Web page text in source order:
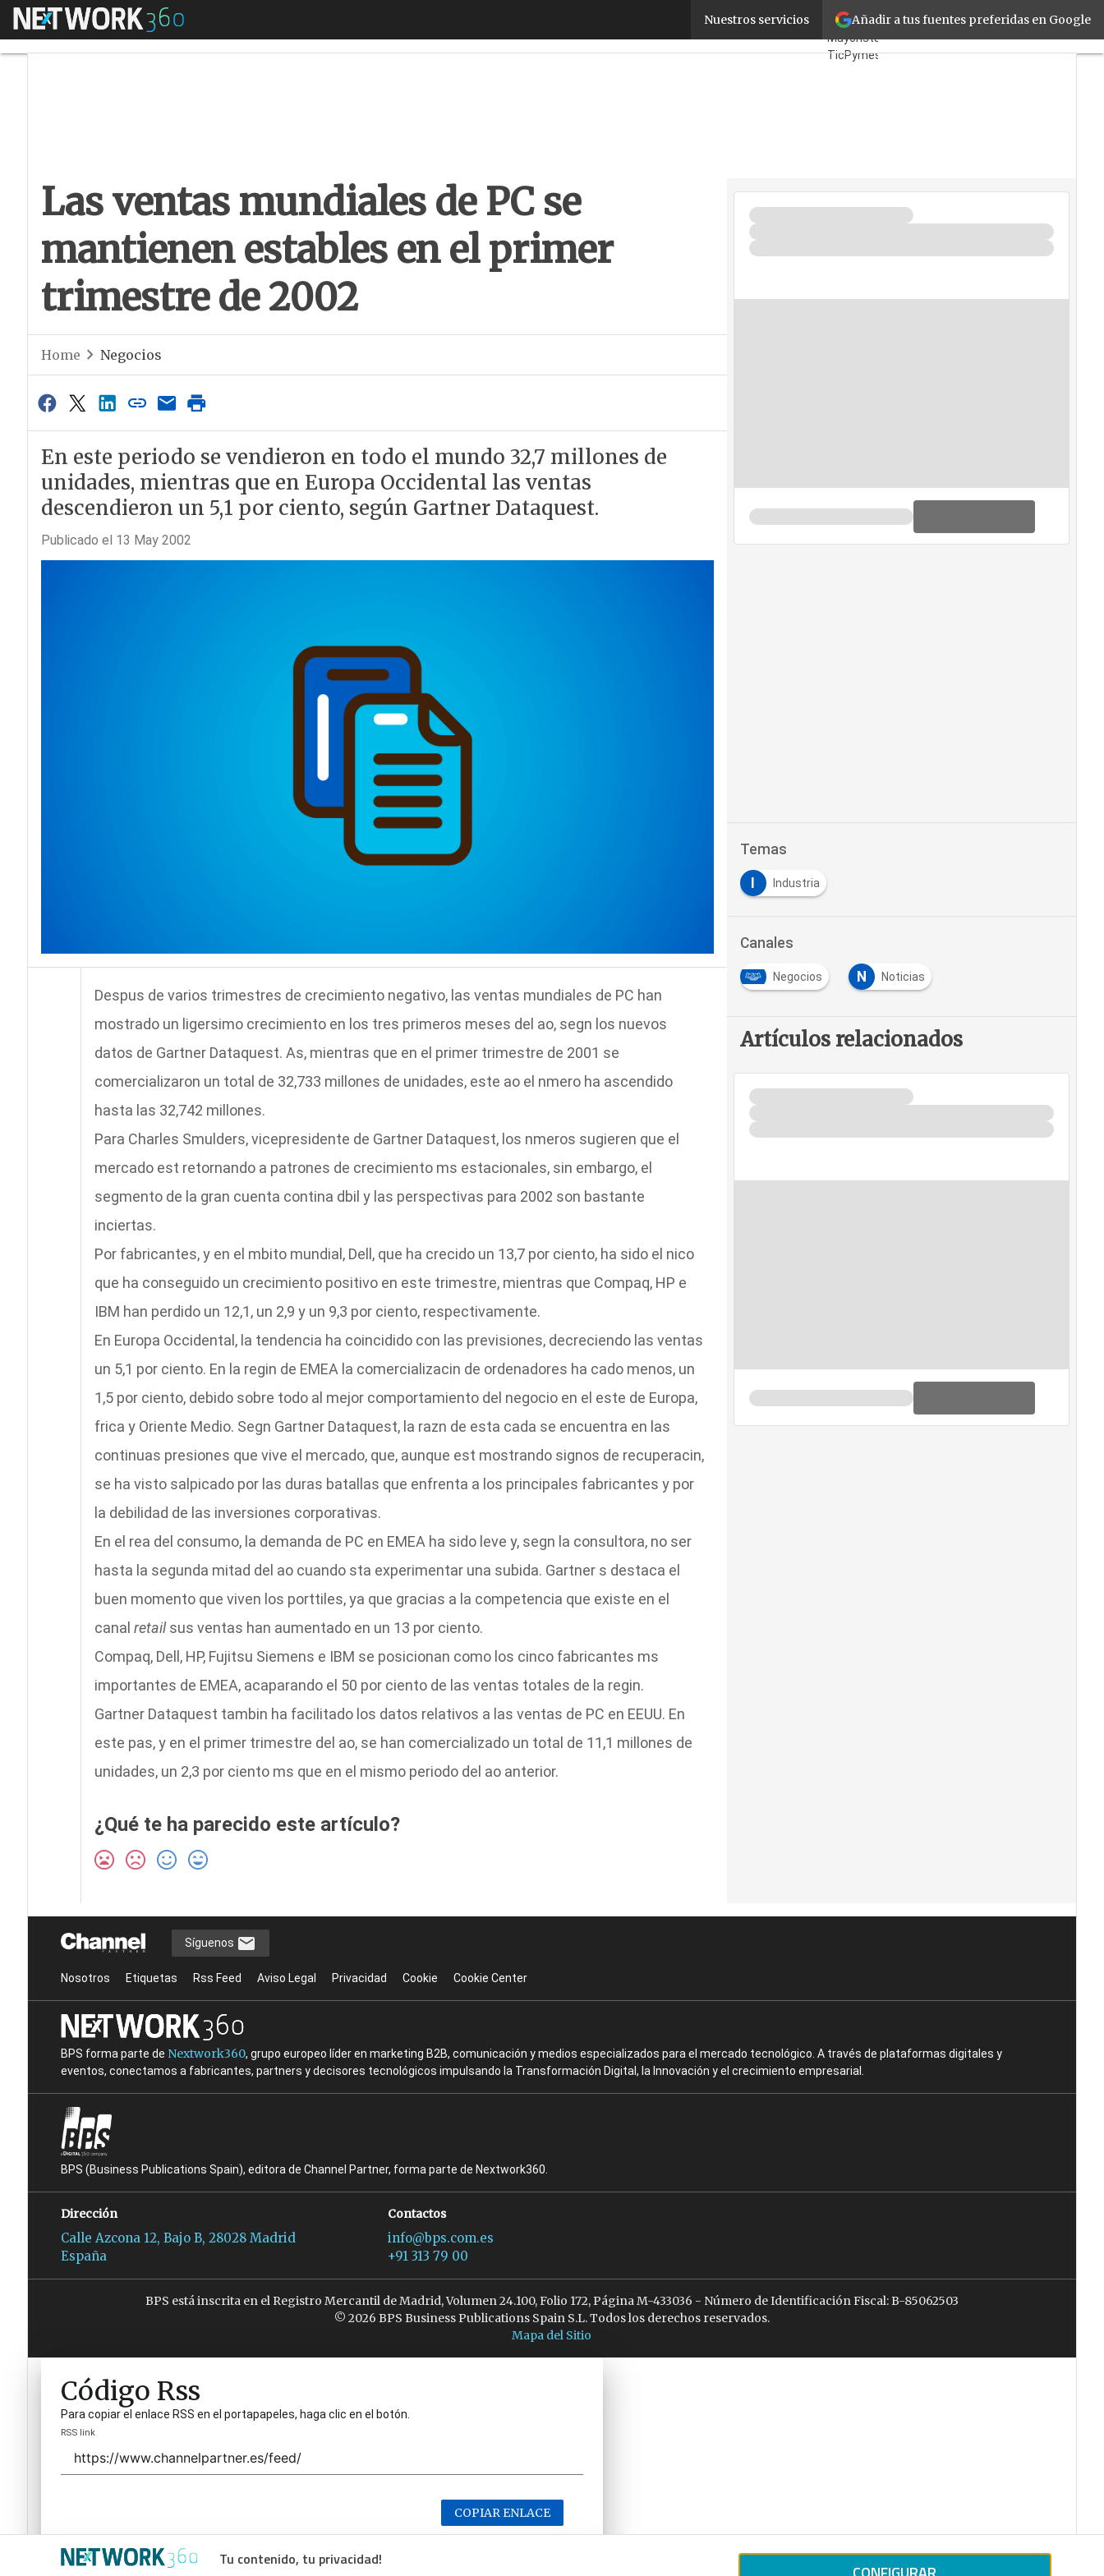
Añadir a tus fuentes preferidas en Google
Nuestros servicios
Menú Las ventas mundiales de PC se mantienen estables en el primer trimestre de 2002
Fabricantes
Mayoristas
TicPymes
del ISV
¿Quién
Las ventas mundiales de PC se
mantienen estables en el primer
trimestre de 2002
Home Negocios
En este periodo se vendieron en todo el mundo 32,7 millones de
unidades, mientras que en Europa Occidental las ventas
descendieron un 5,1 por ciento, según Gartner Dataquest.
Publicado el 13 May 2002
Despus de varios trimestres de crecimiento negativo, las ventas mundiales de PC han
mostrado un ligersimo crecimiento en los tres primeros meses del ao, segn los nuevos
datos de Gartner Dataquest. As, mientras que en el primer trimestre de 2001 se
comercializaron un total de 32,733 millones de unidades, este ao el nmero ha ascendido
hasta las 32,742 millones.
Para Charles Smulders, vicepresidente de Gartner Dataquest, los nmeros sugieren que el
mercado est retornando a patrones de crecimiento ms estacionales, sin embargo, el
segmento de la gran cuenta contina dbil y las perspectivas para 2002 son bastante
inciertas.
Por fabricantes, y en el mbito mundial, Dell, que ha crecido un 13,7 por ciento, ha sido el nico
que ha conseguido un crecimiento positivo en este trimestre, mientras que Compaq, HP e
IBM han perdido un 12,1, un 2,9 y un 9,3 por ciento, respectivamente.
En Europa Occidental, la tendencia ha coincidido con las previsiones, decreciendo las ventas
un 5,1 por ciento. En la regin de EMEA la comercializacin de ordenadores ha cado menos, un
1,5 por ciento, debido sobre todo al mejor comportamiento del negocio en el este de Europa,
frica y Oriente Medio. Segn Gartner Dataquest, la razn de esta cada se encuentra en las
continuas presiones que vive el mercado, que, aunque est mostrando signos de recuperacin,
se ha visto salpicado por las duras batallas que enfrenta a los principales fabricantes y por
la debilidad de las inversiones corporativas.
En el rea del consumo, la demanda de PC en EMEA ha sido leve y, segn la consultora, no ser
hasta la segunda mitad del ao cuando sta experimentar una subida. Gartner s destaca el
buen momento que viven los porttiles, ya que gracias a la competencia que existe en el
canal retailsus ventas han aumentado en un 13 por ciento.
Compaq, Dell, HP, Fujitsu Siemens e IBM se posicionan como los cinco fabricantes ms
importantes de EMEA, acaparando el 50 por ciento de las ventas totales de la regin.
Gartner Dataquest tambin ha facilitado los datos relativos a las ventas de PC en EEUU. En
este pas, y en el primer trimestre del ao, se han comercializado un total de 11,1 millones de
unidades, un 2,3 por ciento ms que en el mismo periodo del ao anterior.
¿Qué te ha parecido este artículo?
Temas
Industria
Canales
Negocios N Noticias
Artículos relacionados
Tu contenido, tu privacidad!
Síguenos
Nosotros Etiquetas Rss Feed Aviso Legal Privacidad Cookie Cookie Center
BPS forma parte de Nextwork360, grupo europeo líder en marketing B2B, comunicación y medios especializados para el mercado tecnológico. A través de plataformas digitales y
eventos, conectamos a fabricantes, partners y decisores tecnológicos impulsando la Transformación Digital, la Innovación y el crecimiento empresarial.
BPS (Business Publications Spain), editora de Channel Partner, forma parte de Nextwork360.
Dirección
Calle Azcona 12, Bajo B, 28028 Madrid
España
Contactos
info@bps.com.es
+91 313 79 00
BPS está inscrita en el Registro Mercantil de Madrid, Volumen 24.100, Folio 172, Página M-433036 - Número de Identificación Fiscal: B-85062503
© 2026 BPS Business Publications Spain S.L. Todos los derechos reservados.
Mapa del Sitio
Código Rss
Para copiar el enlace RSS en el portapapeles, haga clic en el botón.
RSS link
COPIAR ENLACE